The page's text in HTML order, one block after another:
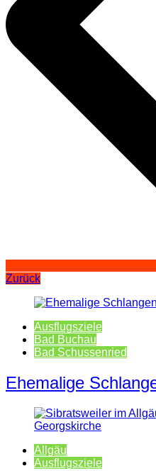
Zurück
Ausflugsziele
Bad Buchau
Bad Schussenried
Ehemalige
Allgäu
Ausflugsziele